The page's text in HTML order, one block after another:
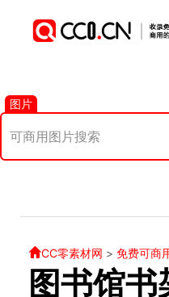
图片
CC零素材网 > 免费可商
图书馆